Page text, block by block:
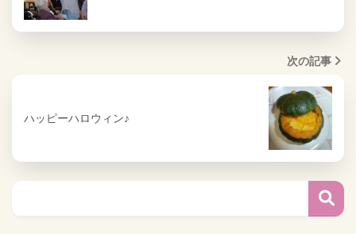
次の記事
ハッピーハロウィン♪